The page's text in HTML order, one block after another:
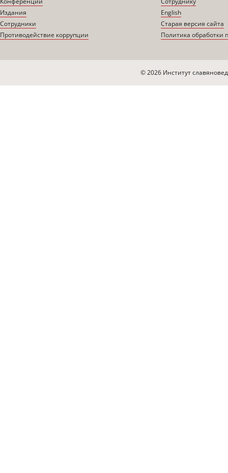
Издания
Сотрудники
Противодействие коррупции
English
Старая версия сайта
Политика обработки
© 2026 Институт